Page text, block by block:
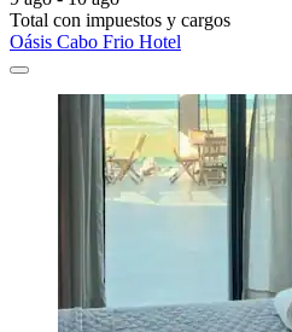
Total con impuestos y cargos
Oásis Cabo Frio Hotel